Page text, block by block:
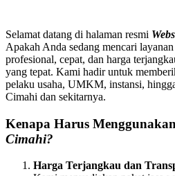
Selamat datang di halaman resmi
Apakah Anda sedang mencari
profesional, cepat, dan harga
yang tepat. Kami hadir untuk
pelaku usaha, UMKM, instansi,
Cimahi dan sekitarnya.
Kenapa Harus Menggunakan
Cimahi?
Harga Terjangkau dan